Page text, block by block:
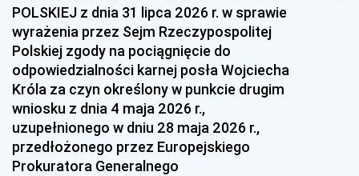
1993 1992 1991
1990 1989
1987 1986 1985
1984 1983
1981 1980 1979
1978 1977
POLSKIEJ z dnia 31 lipca 2026 r. w sprawie
wyrażenia przez Sejm Rzeczypospolitej
Polskiej zgody na pociągnięcie do
odpowiedzialności karnej posła Wojciecha
Króla za czyn określony w punkcie drugim
wniosku z dnia 4 maja 2026 r.,
uzupełnionego w dniu 28 maja 2026 r.,
przedłożonego przez Europejskiego
Prokuratora Generalnego